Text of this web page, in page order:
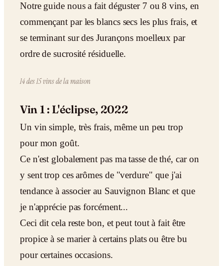
Notre guide nous a fait déguster 7 ou 8 vins, en
commençant par les blancs secs les plus frais, et
se terminant sur des Jurançons moelleux par
ordre de sucrosité résiduelle.
14 des 15 vins de la maison
Vin 1 : L'éclipse, 2022
Un vin simple, très frais, même un peu trop
pour mon goût.
Ce n'est globalement pas ma tasse de thé, car on
y sent trop ces arômes de "verdure" que j'ai
tendance à associer au Sauvignon Blanc et que
je n'apprécie pas forcément...
Ceci dit cela reste bon, et peut tout à fait être
propice à se marier à certains plats ou être bu
pour certaines occasions.